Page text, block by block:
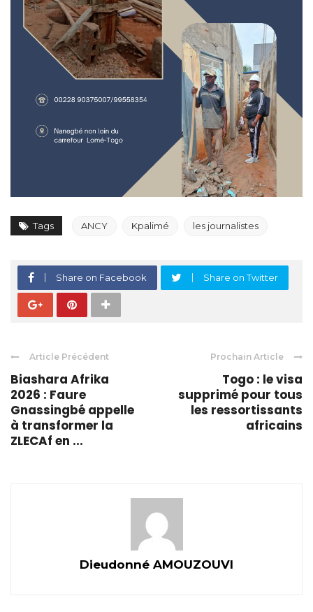
Tags ANCY Kpalimé les journalistes
Share on Facebook Share on Twitter
Article Précédent
Biashara Afrika
2026 : Faure
Gnassingbé appelle
à transformer la
ZLECAf en ...
Prochain Article
Togo : le visa
supprimé pour tous
les ressortissants
africains
Dieudonné AMOUZOUVI